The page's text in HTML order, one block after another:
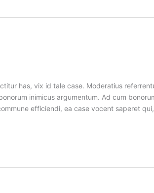
has, vix id tale case. Moderatius
inimicus argumentum. Ad cum
efficiendi, ea case vocent saperet